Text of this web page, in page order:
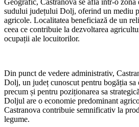
sudului județului Dolj, oferind un mediu
agricole. Localitatea beneficiază de un
ceea ce contribuie la dezvoltarea
ocupații ale locuitorilor.
Din punct de vedere administrativ,
Dolj, un județ cunoscut pentru bogăția sa
precum și pentru poziționarea sa
Doljul are o economie predominant
Castranova contribuie semnificativ la
legume.